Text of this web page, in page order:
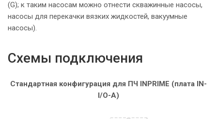
(G); к таким насосам можно отнести скважинные насосы,
насосы для перекачки вязких жидкостей, вакуумные
насосы).
Схемы подключения
Стандартная конфигурация для ПЧ INPRIME (плата IN-
I/O-A)